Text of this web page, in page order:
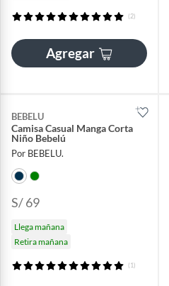
(2)
Agregar
BEBELU
Camisa Casual Manga Corta
Niño Bebelú
Por BEBELU.
S/ 69
Llega mañana
Retira mañana
(1)